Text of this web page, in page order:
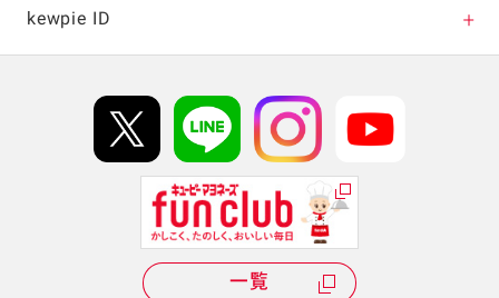
キャンペーン・イベント
kewpie ID
Hi! kewpieについて
Qummyについて
一覧